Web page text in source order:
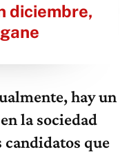
diciembre,
hay un
la sociedad
candidatos que